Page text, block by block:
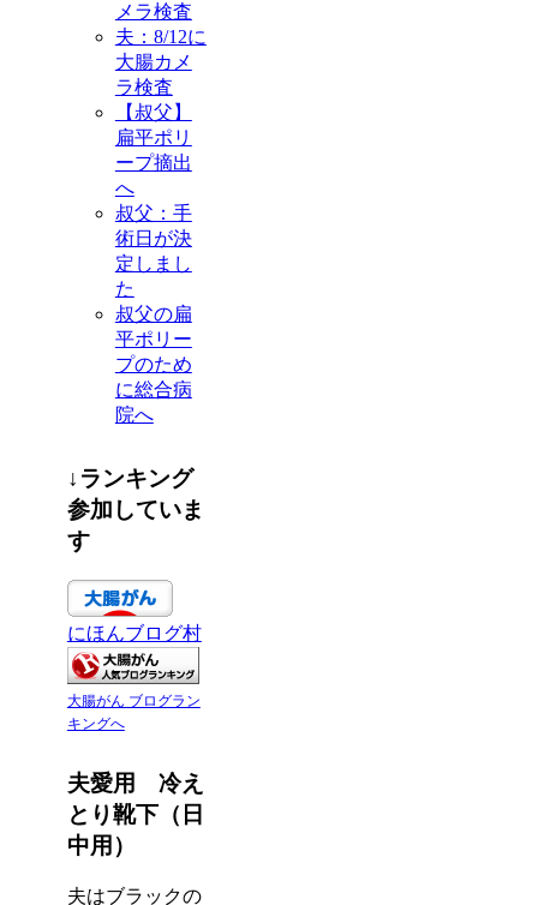
メラ検査
夫：8/12に
大腸カメ
ラ検査
【叔父】
扁平ポリ
ープ摘出
へ
叔父：手
術日が決
定しまし
た
叔父の扁
平ポリー
プのため
に総合病
院へ
↓ランキング
参加していま
す
にほんブログ村
大腸がん ブログラン
キングへ
夫愛用 冷え
とり靴下（日
中用）
夫はブラックの